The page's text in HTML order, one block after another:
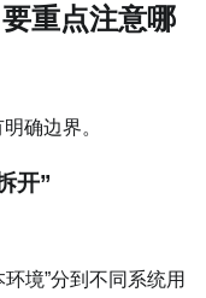
重点注意哪
确边界。
开”
环境”分到不同系统用